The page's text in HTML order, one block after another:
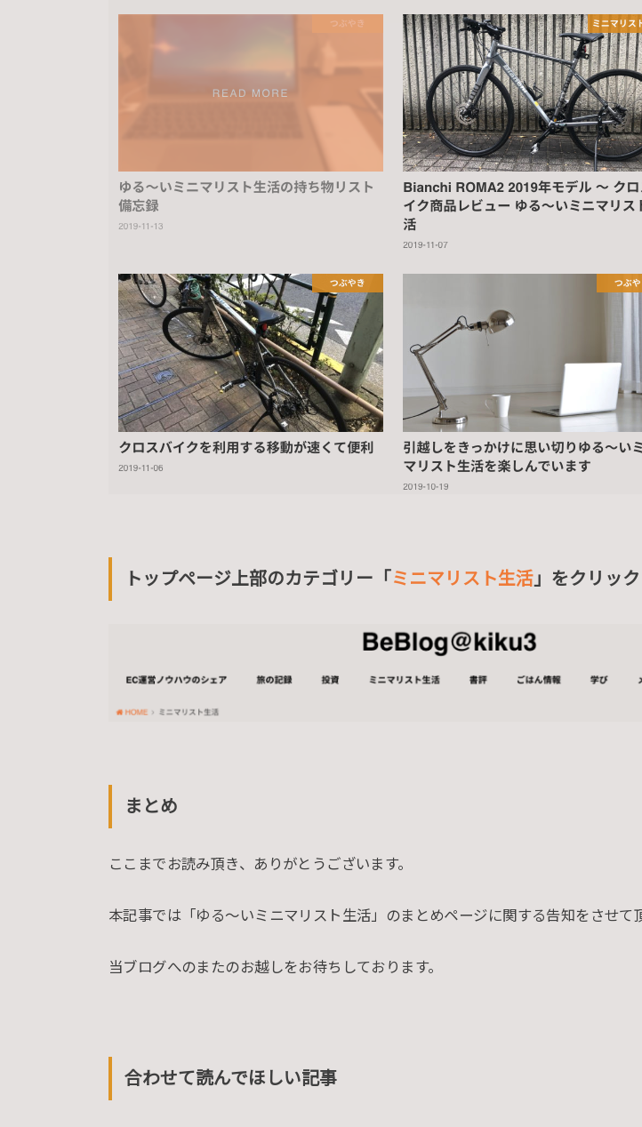
トップページ上部のカテゴリー「 ミニマリスト生活」をクリック
まとめ
ここまでお読み頂き、ありがとうございます。
本記事では「ゆる〜いミニマリスト生活」のまとめページに関する告知をさせて
当ブログへのまたのお越しをお待ちしております。
合わせて読んでほしい記事